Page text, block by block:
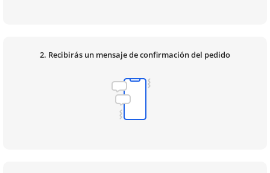
2. Recibirás un mensaje de confirmación del pedido